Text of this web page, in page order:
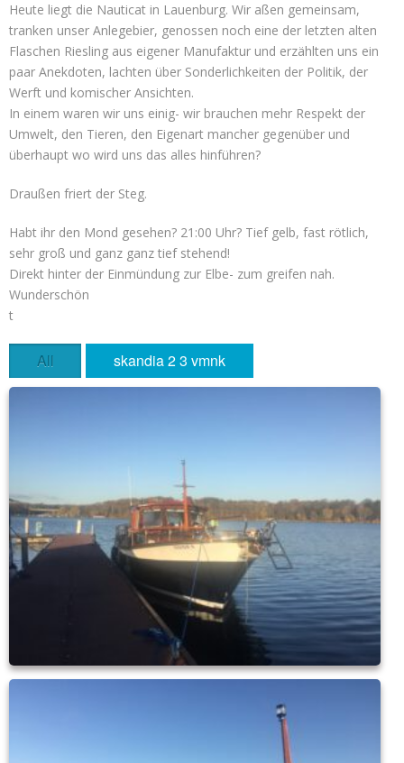
Heute liegt die Nauticat in Lauenburg. Wir aßen gemeinsam,
tranken unser Anlegebier, genossen noch eine der letzten alten
Flaschen Riesling aus eigener Manufaktur und erzählten uns ein
paar Anekdoten, lachten über Sonderlichkeiten der Politik, der
Werft und komischer Ansichten.
In einem waren wir uns einig- wir brauchen mehr Respekt der
Umwelt, den Tieren, den Eigenart mancher gegenüber und
überhaupt wo wird uns das alles hinführen?
Draußen friert der Steg.
Habt ihr den Mond gesehen? 21:00 Uhr? Tief gelb, fast rötlich,
sehr groß und ganz ganz tief stehend!
Direkt hinter der Einmündung zur Elbe- zum greifen nah.
Wunderschön
t
All skandia 2 3 vmnk